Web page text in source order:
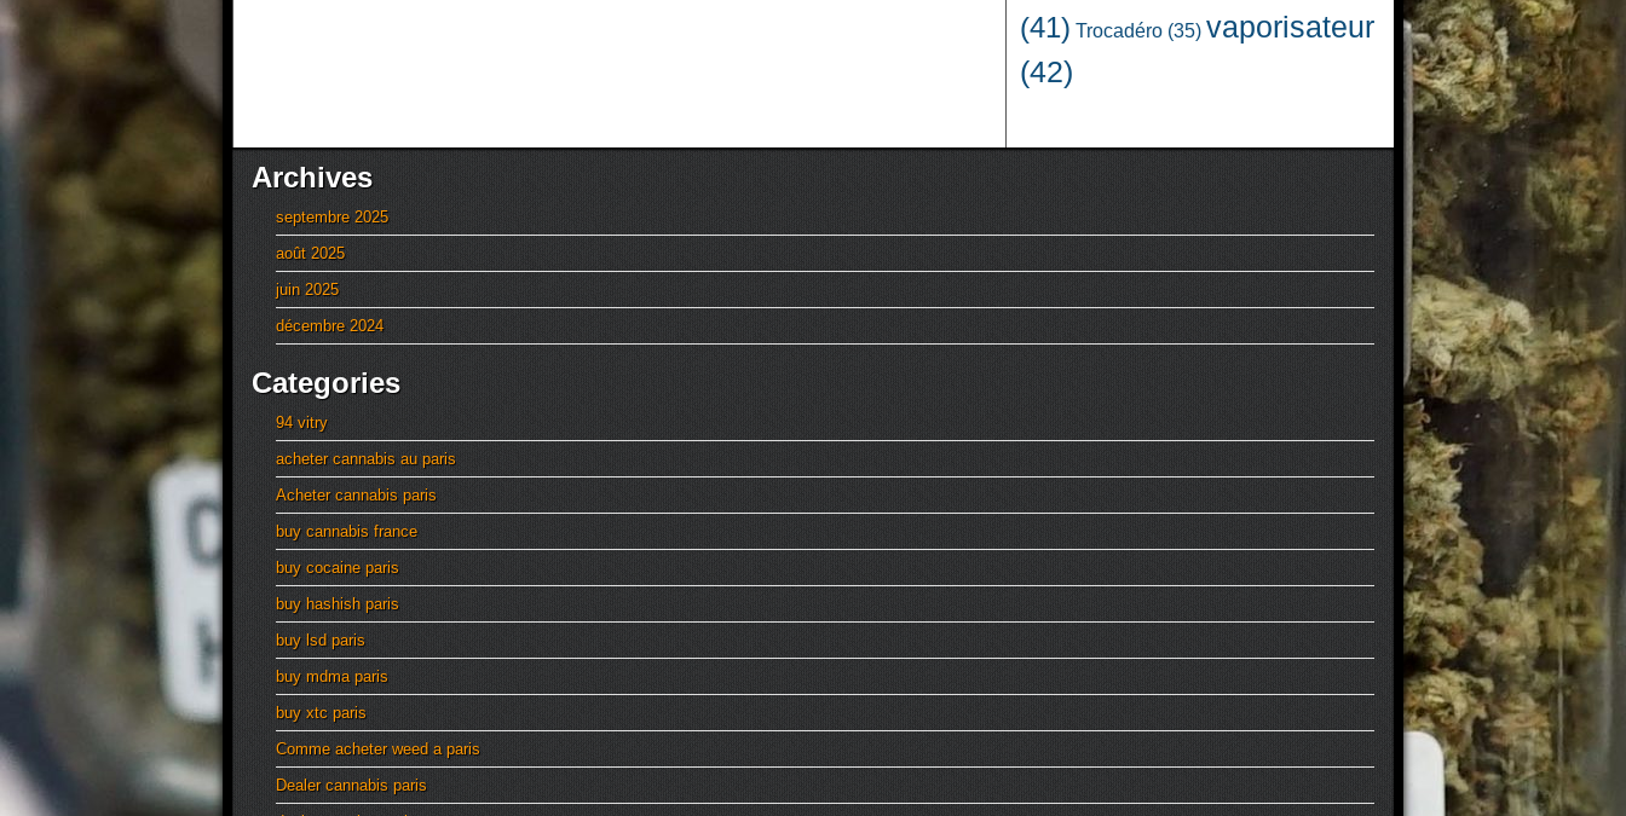
(41) Trocadéro (35) vaporisateur
(42)
Archives
septembre 2025
août 2025
juin 2025
décembre 2024
Categories
94 vitry
acheter cannabis au paris
Acheter cannabis paris
buy cannabis france
buy cocaine paris
buy hashish paris
buy lsd paris
buy mdma paris
buy xtc paris
Comme acheter weed a paris
Dealer cannabis paris